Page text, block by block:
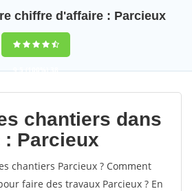
chiffre d'affaire : Parcieux
9,5(100%)38
votes
chantiers dans
Parcieux
chantiers Parcieux ? Comment
faire des travaux Parcieux ? En